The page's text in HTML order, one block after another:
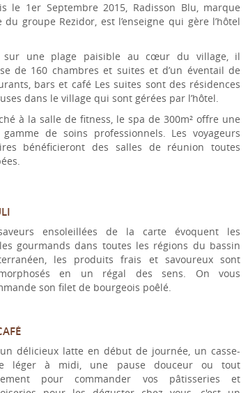
le 1er Septembre 2015, Radisson Blu, marque
du groupe Rezidor, est l’enseigne qui gère l’hôtel
sur une plage paisible au cœur du village, il
de 160 chambres et suites et d’un éventail de
bars et café Les suites sont des résidences
dans le village qui sont gérées par l’hôtel.
à la salle de fitness, le spa de 300m² offre une
gamme de soins professionnels. Les voyageurs
bénéficieront des salles de réunion toutes
ensoleillées de la carte évoquent les
gourmands dans toutes les régions du bassin
les produits frais et savoureux sont
en un régal des sens. On vous
son filet de bourgeois poêlé.
délicieux latte en début de journée, un casse-
léger à midi, une pause douceur ou tout
pour commander vos pâtisseries et